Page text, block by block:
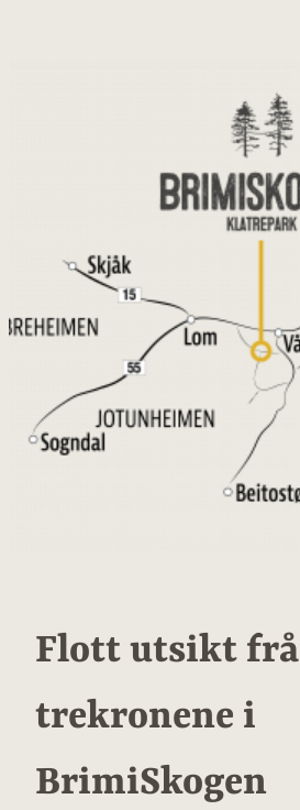
Flott utsikt frå
trekronene i
BrimiSkogen